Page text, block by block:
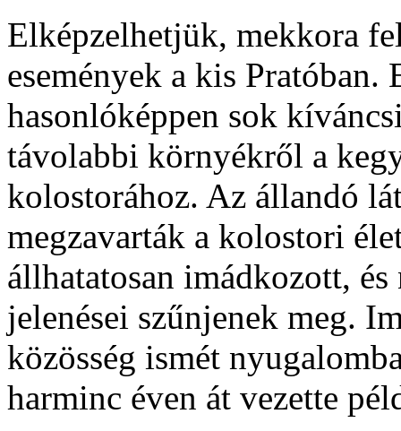
Elképzelhetjük, mekkora
események a kis
hasonlóképpen sok
távolabbi környékről a
kolostorához. Az állandó
megzavarták a kolostori
állhatatosan imádkozott,
jelenései szűnjenek meg.
közösség ismét
harminc éven át vezette